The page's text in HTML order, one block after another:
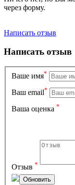
через форму.
Написать отзыв
Написать отзыв
Вашe имя*
Ваш email*
Ваша оценка *
Отзыв *
Обновить